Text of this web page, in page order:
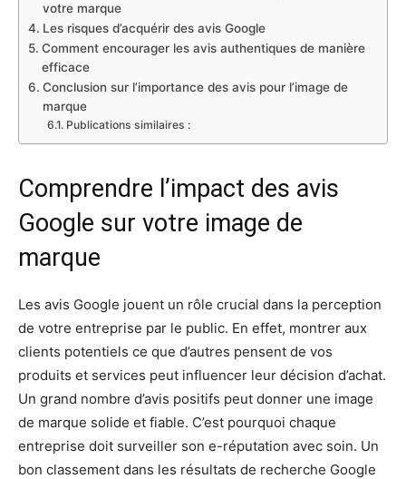
votre marque
Les risques d’acquérir des avis Google
Comment encourager les avis authentiques de manière
efficace
Conclusion sur l’importance des avis pour l’image de
marque
Publications similaires :
Comprendre l’impact des avis
Google sur votre image de
marque
Les avis Google jouent un rôle crucial dans la perception
de votre entreprise par le public. En effet, montrer aux
clients potentiels ce que d’autres pensent de vos
produits et services peut influencer leur décision d’achat.
Un grand nombre d’avis positifs peut donner une image
de marque solide et fiable. C’est pourquoi chaque
entreprise doit surveiller son e-réputation avec soin. Un
bon classement dans les résultats de recherche Google